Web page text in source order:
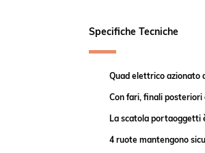
Specifiche Tecniche
Quad elettrico azionato
Con fari, finali posteriori
La scatola portaoggetti
4 ruote mantengono